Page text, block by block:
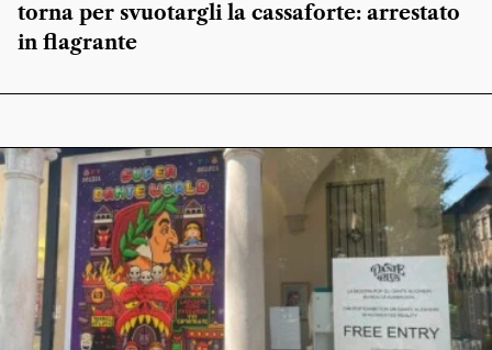
torna per svuotargli la cassaforte: arrestato
in flagrante